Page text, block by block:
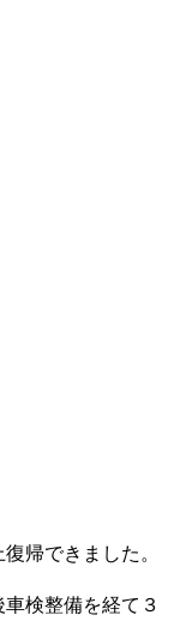
帰できました。
検整備を経て３